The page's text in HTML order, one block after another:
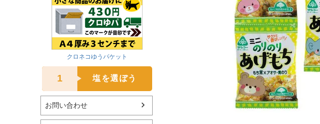
クロネコゆうパケット
1 塩を選ぼう
お問い合わせ